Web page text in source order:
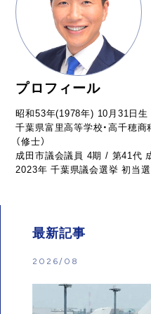
プロフィール
昭和53年(1978年) 10月31日生
千葉県富里高等学校・高千穂
（修士）
成田市議会議員 4期 / 第41代
2023年 千葉県議会選挙 初当選
最新記事
2026/08